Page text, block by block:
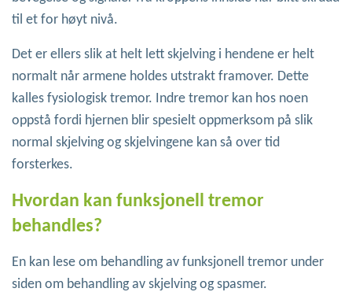
til et for høyt nivå.
Det er ellers slik at helt lett skjelving i hendene er helt
normalt når armene holdes utstrakt framover. Dette
kalles fysiologisk tremor. Indre tremor kan hos noen
oppstå fordi hjernen blir spesielt oppmerksom på slik
normal skjelving og skjelvingene kan så over tid
forsterkes.
Hvordan kan funksjonell tremor
behandles?
En kan lese om behandling av funksjonell tremor under
siden om behandling av skjelving og spasmer.